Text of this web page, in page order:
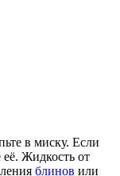
в миску. Если
её. Жидкость от
блинов или